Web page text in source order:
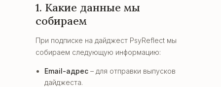
1. Какие данные мы
собираем
При подписке на дайджест PsyReflect мы
собираем следующую информацию:
Email-адрес – для отправки выпусков
дайджеста.